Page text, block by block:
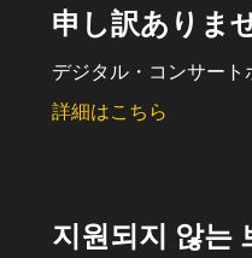
申し訳ありま
デジタル・コンサート
詳細はこちら
지원되지 않는